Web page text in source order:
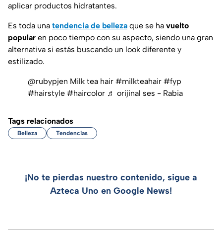
aplicar productos hidratantes.
Es toda una tendencia de belleza que se ha vuelto
popular en poco tiempo con su aspecto, siendo una gran
alternativa si estás buscando un look diferente y
estilizado.
@rubypjen Milk tea hair #milkteahair #fyp
#hairstyle #haircolor ♬ orijinal ses - Rabia
Tags relacionados
Belleza Tendencias
¡No te pierdas nuestro contenido, sigue a
Azteca Uno en Google News!